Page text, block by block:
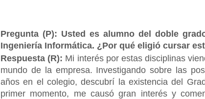
Pregunta (P): Usted es alumno del doble
Ingeniería Informática. ¿Por qué eligió cursar
Respuesta (R): Mi interés por estas disciplinas
mundo de la empresa. Investigando sobre las
años en el colegio, descubrí la existencia del
primer momento, me causó gran interés y